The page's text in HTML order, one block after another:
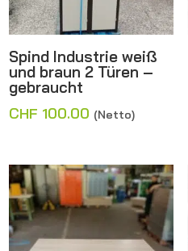
Spind Industrie weiß
und braun 2 Türen –
gebraucht
CHF 100.00 (Netto)